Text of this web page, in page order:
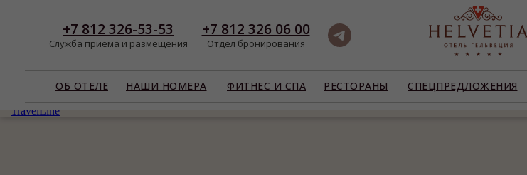
НАШИ НОМЕРА ФИТНЕС И СПА РЕСТОРАНЫ СПЕЦПРЕДЛОЖЕНИЯ
+7 812 326-53-53 +7 812 326 06 00
Cлужба приема и размещения Отдел бронирования
ОБ ОТЕЛЕ
TravelLine